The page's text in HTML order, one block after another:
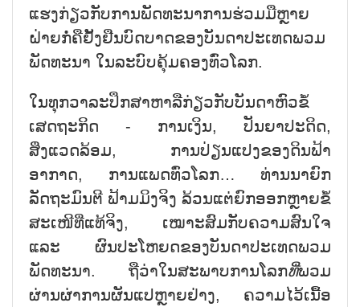
ແຮງກ່ຽວກັບການພັດທະນາການຮ່ວມມືຫຼາຍ
ຝ່າຍກໍ່ຄືຢັ້ງຢືນບົດບາດຂອງບັນດາປະເທດພວມ
ພັດທະນາ ໃນລະບົບຄຸ້ມຄອງທົ່ວໂລກ.
ໃນທຸກວາລະປຶກສາຫາລືກ່ຽວກັບບັນດາຫົວຂໍ້
ເສດຖະກິດ - ການເງິນ, ປັນຍາປະດິດ,
ສິ່ງແວດລ້ອມ, ການປ່ຽນແປງຂອງດິນຟ້າ
ອາກາດ, ການແພດທົ່ວໂລກ… ທ່ານນາຍົກ
ລັດຖະມົນຕີ ຟ້າມມິງຈິງ ລ້ວນແຕ່ຍົກອອກຫຼາຍຂໍ້
ສະເໜີທີ່ແທ້ຈິງ, ເໝາະສົມກັບຄວາມສົນໃຈ
ແລະ ຜົນປະໂຫຍດຂອງບັນດາປະເທດພວມ
ພັດທະນາ. ຖືວ່າໃນສະພາບການໂລກທີ່ພວມ
ຜ່ານຜ່າການຜັນແປຫຼາຍຢ່າງ, ຄວາມໄວ້ເນື້ອ